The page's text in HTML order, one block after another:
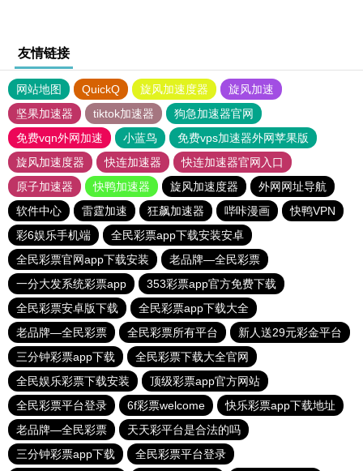
友情链接
网站地图 QuickQ 旋风加速度器
旋风加速
坚果加速器
tiktok加速器
狗急加速器官网
免费vqn外网加速
小蓝鸟
免费vps加速器外网苹果版
旋风加速度器
快连加速器
快连加速器官网入口
原子加速器
快鸭加速器 旋风加速度器
外网网址导航
软件中心
雷霆加速 狂飙加速器 哔咔漫画
快鸭VPN
彩6娱乐手机端
全民彩票app下载安装安卓
全民彩票官网app下载安装
老品牌—全民彩票
一分大发系统彩票app
353彩票app官方免费下载
全民彩票安卓版下载
全民彩票app下载大全
老品牌—全民彩票
全民彩票所有平台
新人送29元彩金平台
三分钟彩票app下载
全民彩票下载大全官网
全民娱乐彩票下载安装
顶级彩票app官方网站
全民彩票平台登录
6f彩票welcome
快乐彩票app下载地址
老品牌—全民彩票
天天彩平台是合法的吗
三分钟彩票app下载
全民彩票平台登录